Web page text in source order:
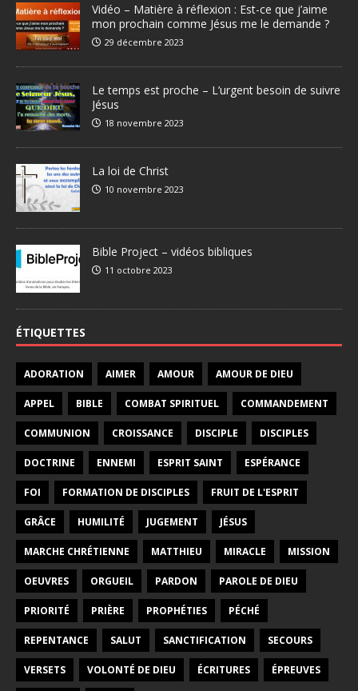
Vidéo – Matière à réflexion : Est-ce que j’aime
mon prochain comme Jésus me le demande ?
29 décembre 2023
Le temps est proche – L’urgent besoin de suivre
Jésus
18 novembre 2023
La loi de Christ
10 novembre 2023
Bible Project – vidéos bibliques
11 octobre 2023
ÉTIQUETTES
ADORATION AIMER AMOUR AMOUR DE DIEU
APPEL BIBLE COMBAT SPIRITUEL COMMANDEMENT
COMMUNION CROISSANCE DISCIPLE DISCIPLES
DOCTRINE ENNEMI ESPRIT SAINT ESPÉRANCE
FOI FORMATION DE DISCIPLES FRUIT DE L'ESPRIT
GRÂCE HUMILITÉ JUGEMENT JÉSUS
MARCHE CHRÉTIENNE MATTHIEU MIRACLE MISSION
OEUVRES ORGUEIL PARDON PAROLE DE DIEU
PRIORITÉ PRIÈRE PROPHÉTIES PÉCHÉ
REPENTANCE SALUT SANCTIFICATION SECOURS
VERSETS VOLONTÉ DE DIEU ÉCRITURES ÉPREUVES